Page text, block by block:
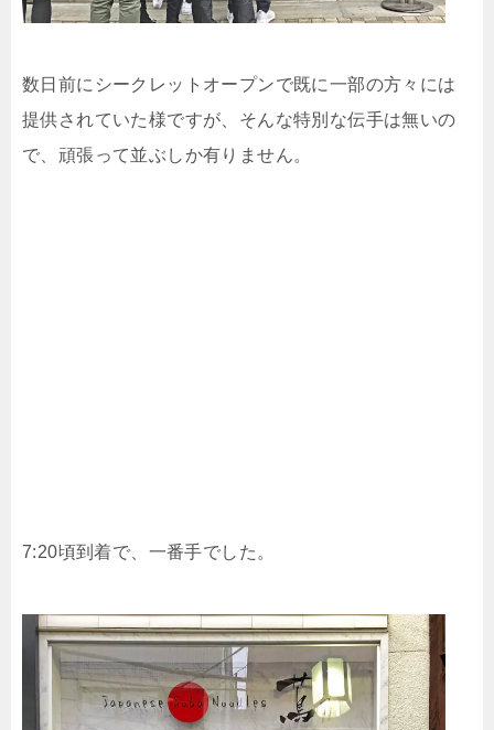
数日前にシークレットオープンで既に一部の方々には
提供されていた様ですが、そんな特別な伝手は無いの
で、頑張って並ぶしか有りません。
7:20頃到着で、一番手でした。